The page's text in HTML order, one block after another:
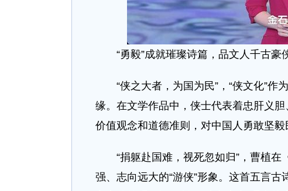
“勇毅”成就璀璨诗篇，品文人千古豪
“侠之大者，为国为民”，“侠文化”作
缘。在文学作品中，侠士代表着忠肝义
价值观念和道德准则，对中国人勇敢坚毅
“捐躯赴国难，视死忽如归”，曹植在
强、志向远大的“游侠”形象。这首五言